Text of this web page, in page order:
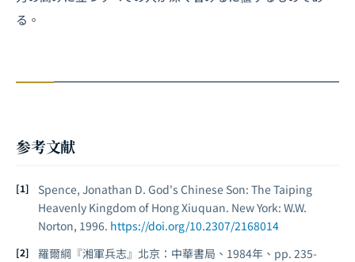
る。
参考文献
Spence, Jonathan D. God's Chinese Son: The Taiping
Heavenly Kingdom of Hong Xiuquan. New York: W.W.
Norton, 1996. https://doi.org/10.2307/2168014
羅爾綱『湘軍兵志』北京：中華書局、1984年、pp. 235-